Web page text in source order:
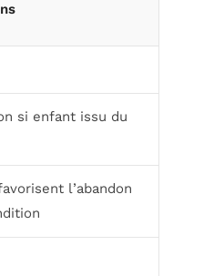
si enfant issu du
l’abandon